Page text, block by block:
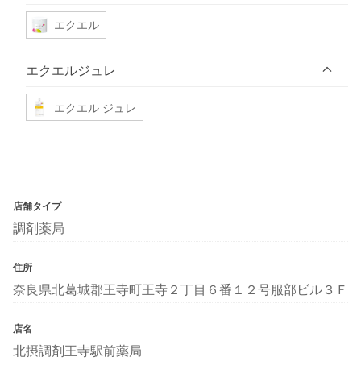
エクエル
エクエルジュレ
エクエル ジュレ
店舗タイプ
調剤薬局
住所
奈良県北葛城郡王寺町王寺２丁目６番１２号服部ビル３Ｆ
店名
北摂調剤王寺駅前薬局